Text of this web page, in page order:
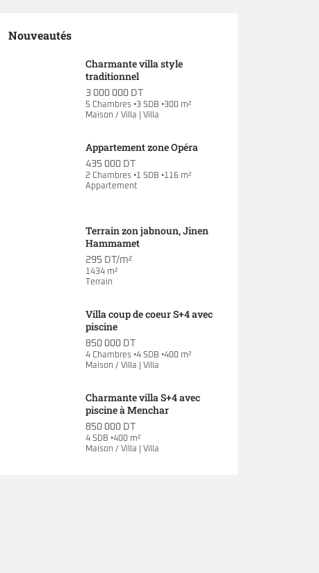
Nouveautés
Charmante villa style
traditionnel
3 000 000 DT
5 Chambres •3 SDB •300 m²
Maison / Villa | Villa
Appartement zone Opéra
435 000 DT
2 Chambres •1 SDB •116 m²
Appartement
Terrain zon jabnoun, Jinen
Hammamet
295 DT/m²
1434 m²
Terrain
Villa coup de coeur S+4 avec
piscine
850 000 DT
4 Chambres •4 SDB •400 m²
Maison / Villa | Villa
Charmante villa S+4 avec
piscine à Menchar
850 000 DT
4 SDB •400 m²
Maison / Villa | Villa